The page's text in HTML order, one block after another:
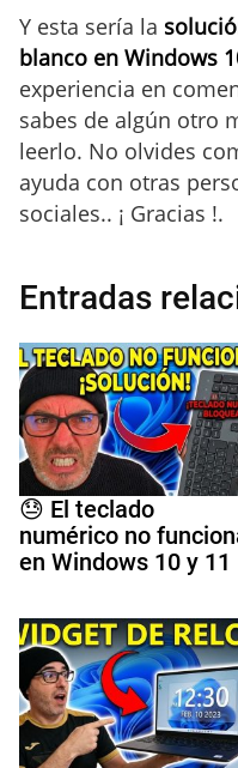
Y esta sería la
blanco en Windows
experiencia en
sabes de algún otro
leerlo. No olvides
ayuda con otras
sociales.. ¡ Gracias !.
Entradas
😓 El teclado
numérico no
en Windows 10 y 11